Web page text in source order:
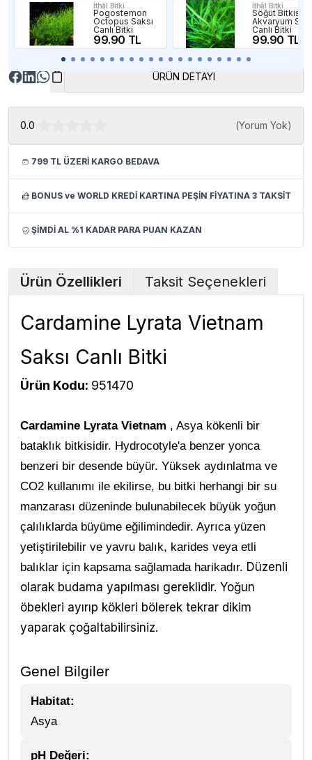
İthâl Bitki
Pogostemon
Octopus Saksı
Canlı Bitki
99.90 TL
İthâl Bitki
Söğüt Bitkisi
Akvaryum
Canlı Bitki
99.90 TL
ÜRÜN DETAYI
0.0 (Yorum Yok)
799 TL ÜZERİ KARGO BEDAVA
BONUS ve WORLD KREDİ KARTINA PEŞİN FİYATINA 3 TAKSİT
ŞİMDİ AL %1 KADAR PARA PUAN KAZAN
Ürün Özellikleri Taksit Seçenekleri
Cardamine Lyrata Vietnam
Saksı Canlı Bitki
Ürün Kodu: 951470
Cardamine Lyrata Vietnam , Asya kökenli bir
bataklık bitkisidir. Hydrocotyle'a benzer yonca
benzeri bir desende büyür. Yüksek aydınlatma ve
CO2 kullanımı ile ekilirse, bu bitki herhangi bir su
manzarası düzeninde bulunabilecek büyük yoğun
çalılıklarda büyüme eğilimindedir. Ayrıca yüzen
yetiştirilebilir ve yavru balık, karides veya etli
balıklar için kapsama sağlamada harikadır. Düzenli
olarak budama yapılması gereklidir. Yoğun
öbekleri ayırıp kökleri bölerek tekrar dikim
yaparak çoğaltabilirsiniz.
Genel Bilgiler
Habitat:
Asya
pH Değeri: